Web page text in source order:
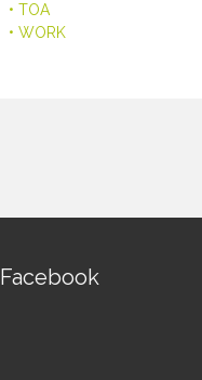
• TOA
• WORK
Facebook